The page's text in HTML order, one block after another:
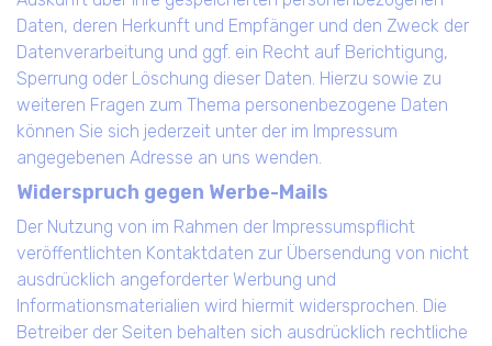
Daten, deren Herkunft und Empfänger und den Zweck der
Datenverarbeitung und ggf. ein Recht auf Berichtigung,
Sperrung oder Löschung dieser Daten. Hierzu sowie zu
weiteren Fragen zum Thema personenbezogene Daten
können Sie sich jederzeit unter der im Impressum
angegebenen Adresse an uns wenden.
Widerspruch gegen Werbe-Mails
Der Nutzung von im Rahmen der Impressumspflicht
veröffentlichten Kontaktdaten zur Übersendung von nicht
ausdrücklich angeforderter Werbung und
Informationsmaterialien wird hiermit widersprochen. Die
Betreiber der Seiten behalten sich ausdrücklich rechtliche